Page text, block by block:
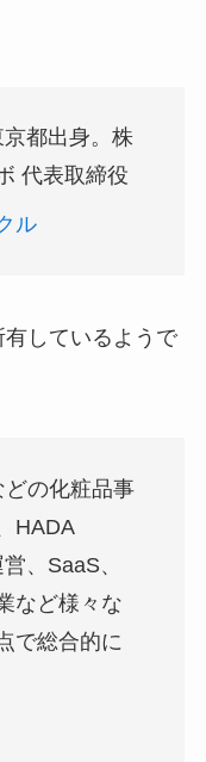
都出身。株
代表取締役
ル
しているようで
の化粧品事
HADA
、SaaS、
など様々な
で総合的に